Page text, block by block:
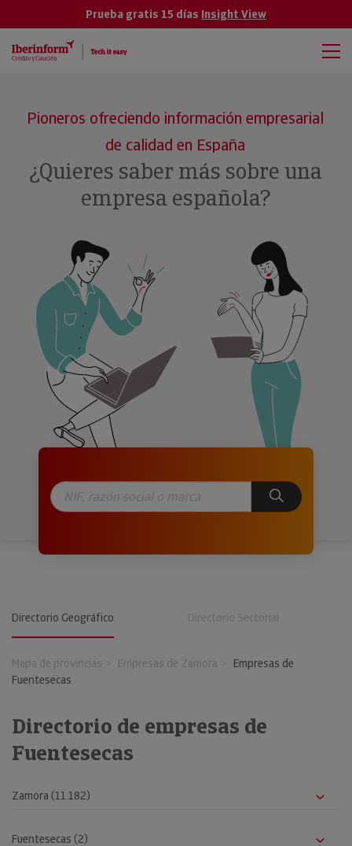
Prueba gratis 15 días Insight View
Pioneros ofreciendo información empresarial
de calidad en España
¿Quieres saber más sobre una
empresa española?
Directorio Geográfico Directorio Sectorial
Mapa de provincias Empresas de Zamora
Empresas de
Fuentesecas
Directorio de empresas de
Fuentesecas